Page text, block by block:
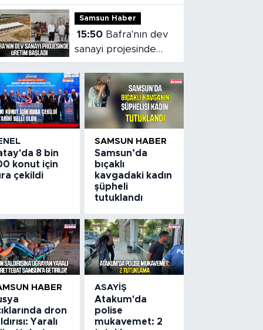
kuruldu
Samsun Haber
15:50
sanayi projesinde
üretim başladı
8 bin
konut için
çekildi
SAMSUN HABER
Samsun’da
bıçaklı
kavgadaki kadın
şüpheli
tutuklandı
HABER
dron
Yaralı
ASAYIŞ
Atakum'da
polise
mukavemet: 2